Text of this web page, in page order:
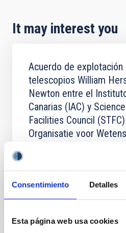
Consentimiento Detalles
Esta página web usa cookies
It may interest you
Acuerdo de
telescopios William
Newton entre el
Canarias (IAC) y
Facilities Council
Organisatie voor